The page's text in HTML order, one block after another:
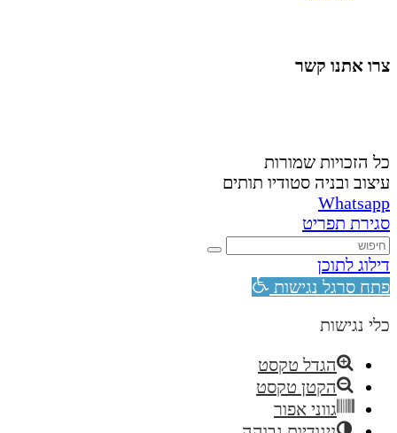
צרו אתנו קשר
כל הזכויות שמורות
עיצוב ובניה סטודיו תותים
Whatsapp
סגירת תפריט
דילוג לתוכן
פתח סרגל נגישות
כלי נגישות
הגדל טקסט
הקטן טקסט
גווני אפור